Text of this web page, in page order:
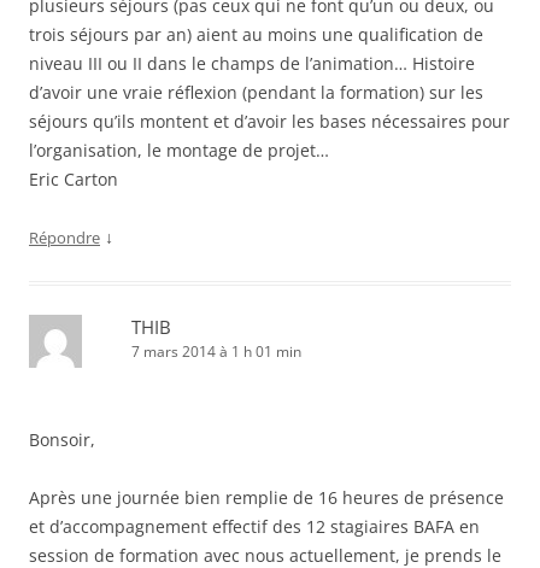
plusieurs séjours (pas ceux qui ne font qu’un ou deux, ou
trois séjours par an) aient au moins une qualification de
niveau III ou II dans le champs de l’animation… Histoire
d’avoir une vraie réflexion (pendant la formation) sur les
séjours qu’ils montent et d’avoir les bases nécessaires pour
l’organisation, le montage de projet…
Eric Carton
Répondre ↓
THIB
7 mars 2014 à 1 h 01 min
Bonsoir,
Après une journée bien remplie de 16 heures de présence
et d’accompagnement effectif des 12 stagiaires BAFA en
session de formation avec nous actuellement, je prends le